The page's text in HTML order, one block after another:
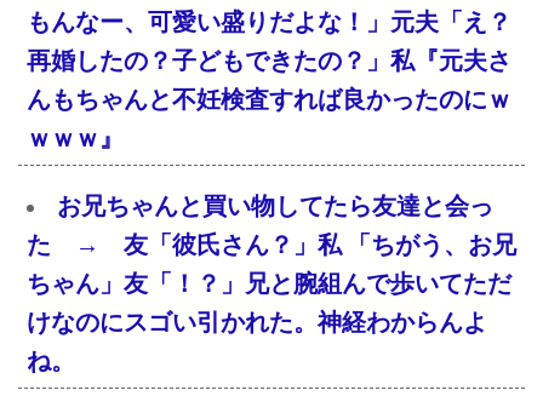
もんなー、可愛い盛りだよな！」元夫「え？
再婚したの？子どもできたの？」私『元夫さ
んもちゃんと不妊検査すれば良かったのにｗ
ｗｗｗ』
お兄ちゃんと買い物してたら友達と会っ
た → 友「彼氏さん？」私 「ちがう、お兄
ちゃん」友「！？」兄と腕組んで歩いてただ
けなのにスゴい引かれた。神経わからんよ
ね。